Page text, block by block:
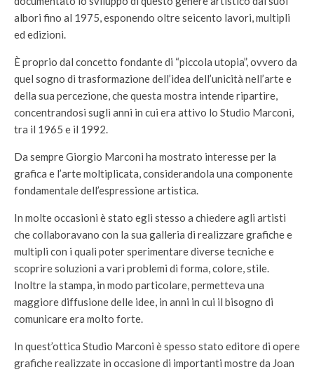
albori fino al 1975, esponendo oltre seicento lavori, multipli
ed edizioni.
È proprio dal concetto fondante di “piccola utopia”, ovvero da
quel sogno di trasformazione dell’idea dell’unicità nell’arte e
della sua percezione, che questa mostra intende ripartire,
concentrandosi sugli anni in cui era attivo lo Studio Marconi,
tra il 1965 e il 1992.
Da sempre Giorgio Marconi ha mostrato interesse per la
grafica e l’arte moltiplicata, considerandola una componente
fondamentale dell’espressione artistica.
In molte occasioni è stato egli stesso a chiedere agli artisti
che collaboravano con la sua galleria di realizzare grafiche e
multipli con i quali poter sperimentare diverse tecniche e
scoprire soluzioni a vari problemi di forma, colore, stile.
Inoltre la stampa, in modo particolare, permetteva una
maggiore diffusione delle idee, in anni in cui il bisogno di
comunicare era molto forte.
In quest’ottica Studio Marconi è spesso stato editore di opere
grafiche realizzate in occasione di importanti mostre da Joan